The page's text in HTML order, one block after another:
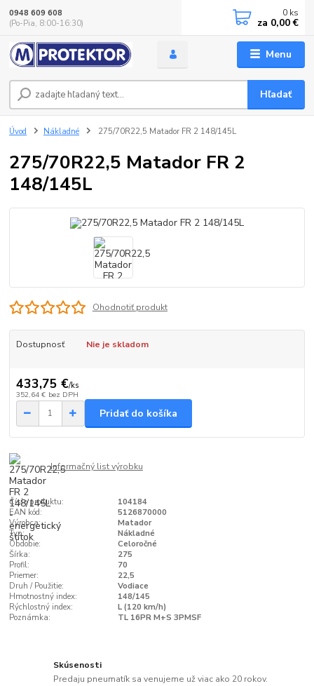
Menu
Hľadať
0948 609 608
(Po-Pia, 8:00-16:30)
0 ks
za 0,00 €
Úvod Nákladné 275/70R22,5 Matador FR 2 148/145L
275/70R22,5 Matador FR 2
148/145L
Ohodnotiť produkt
Dostupnosť Nie je skladom
433,75 €/ks
352,64 € bez DPH
Pridať do košíka
Informačný list výrobku
Číslo produktu:
104184
EAN kód:
5126870000
Výrobca:
Matador
Typ:
Nákladné
Obdobie:
Celoročné
Šírka:
275
Profil:
70
Priemer:
22,5
Druh / Použitie:
Vodiace
Hmotnostný index:
148/145
Rýchlostný index:
L (120 km/h)
Poznámka:
TL 16PR M+S 3PMSF
Skúsenosti
Predaju pneumatík sa venujeme už viac ako 20 rokov.